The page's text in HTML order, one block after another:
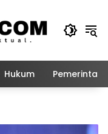
Hukum